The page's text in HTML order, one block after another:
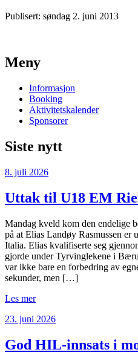
Publisert: søndag 2. juni 2013
Meny
Informasjon
Booking
Aktivitetskalender
Sponsorer
Siste nytt
8. juli 2026
Uttak til U18 EM
Mandag kveld kom den endelige
på at Elias Landøy Rasmussen
Italia. Elias kvalifiserte seg
gjorde under Tyrvinglekene i
var ikke bare en forbedring av
sekunder, men […]
Les mer
23. juni 2026
God HIL-innsats i